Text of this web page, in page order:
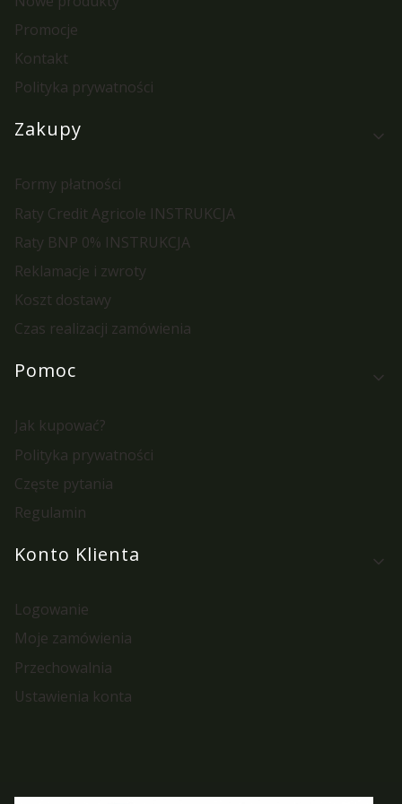
Promocje
Kontakt
Polityka prywatności
Zakupy
Formy płatności
Raty Credit Agricole INSTRUKCJA
Raty BNP 0% INSTRUKCJA
Reklamacje i zwroty
Koszt dostawy
Czas realizacji zamówienia
Pomoc
Jak kupować?
Polityka prywatności
Częste pytania
Regulamin
Konto Klienta
Logowanie
Moje zamówienia
Przechowalnia
Ustawienia konta